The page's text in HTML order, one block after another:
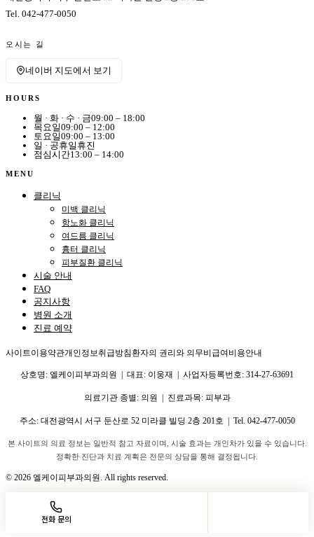
Tel. 042-477-0050
오시는 길
네이버 지도에서 보기
HOURS
월 · 화 · 수 · 금09:00 – 18:00
목요일09:00 – 12:00
토요일09:00 – 13:00
일 · 공휴일 휴진
점심시간13:00 – 14:00
MENU
클리닉
미백 클리닉
항노화 클리닉
여드름 클리닉
흉터 클리닉
피부질환 클리닉
시술 안내
FAQ
공지사항
병원 소개
진료 예약
사이트이용약관개인정보취급방침환자의 권리와 의무비급여비용안내
상호명: 엘케이피부과의원 | 대표: 이웅재 | 사업자등록번호: 314-27-63691
의료기관 종별: 의원 | 진료과목: 피부과
주소: 대전광역시 서구 둔산로 52 미라클 빌딩 2층 201호 | Tel. 042-477-0050
본 사이트의 의료 정보는 일반적 참고 자료이며, 시술 효과는 개인차가 있을 수 있습니다.
정확한 진단과 치료 계획은 전문의 상담을 통해 결정됩니다.
© 2026 엘케이피부과의원. All rights reserved.
전화 문의